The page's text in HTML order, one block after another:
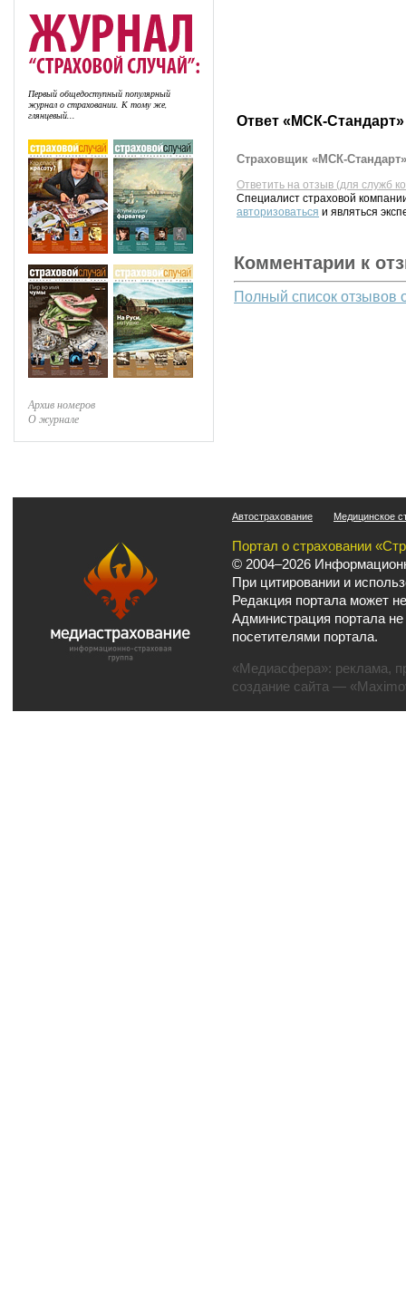
Первый общедоступный популярный
журнал о страховании. К тому же,
глянцевый...
Архив номеров
О журнале
Ответ «МСК-
Страховщик «МСК-
Ответить на отзыв (для служб
Специалист страховой
авторизоваться и являться
Комментарии к
Полный список отзывов
Автострахование Медицинское
Портал о страховании
© 2004–2026
При цитировании и
Редакция портала может
Администрация портала
посетителями портала.
«Медиасфера»: реклама,
создание сайта —